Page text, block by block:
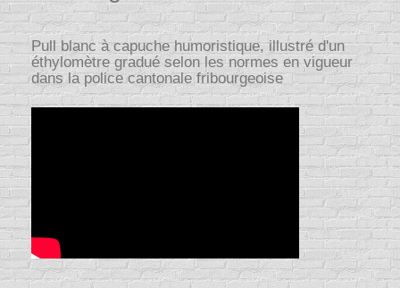
Pull blanc à capuche humoristique, illustré d'un
éthylomètre gradué selon les normes en vigueur
dans la police cantonale fribourgeoise